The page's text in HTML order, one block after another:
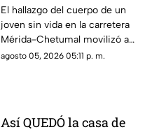
el mal olor alertó a los
automovilistas
El hallazgo del cuerpo de un
joven sin vida en la carretera
Mérida-Chetumal movilizó a
las autoridades durante este
agosto 05, 2026 05:11 p. m.
Así QUEDÓ la casa de